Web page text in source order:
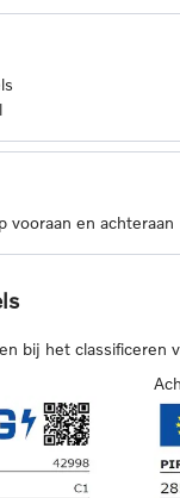
vooraan en achteraan
bij het classificeren